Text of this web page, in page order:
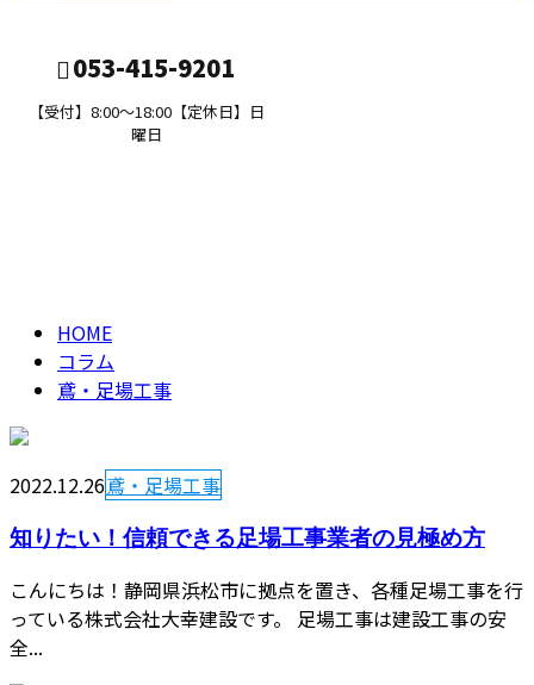
053-415-9201
【受付】8:00～18:00【定休日】日
曜日
HOME
コラム
鳶・足場工事
2022.12.26鳶・足場工事
知りたい！信頼できる足場工事業者の見極め方
こんにちは！静岡県浜松市に拠点を置き、各種足場工事を行
っている株式会社大幸建設です。 足場工事は建設工事の安
全...